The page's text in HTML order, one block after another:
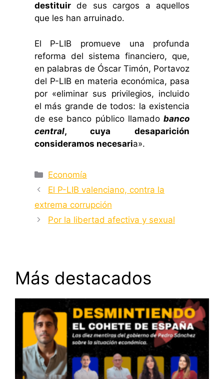
destituirde sus cargos a aquellos
que les han arruinado.
El P-LIB promueve una profunda
reforma del sistema financiero, que,
en palabras de Óscar Timón, Portavoz
del P-LIB en materia económica, pasa
por «eliminar sus privilegios, incluido
el más grande de todos: la existencia
de ese banco público llamadobanco
central, cuya desaparición
consideramos necesaria».
Categorías
Economía
El P-LIB valenciano, contra la
extrema corrupción
Por la libertad afectiva y sexual
Más destacados